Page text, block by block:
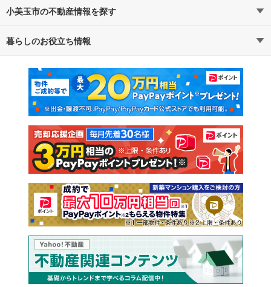
路線・駅から探す
通勤・通学時間から探す
小美玉市の不動産情報を探す
不動産・住宅
新築マンション 中古マンション
新築一戸建て 中古一戸建て
注文住宅 土地
売却査定
暮らしのお役立ち情報
マンションカタログ 教えて！住まいの先生